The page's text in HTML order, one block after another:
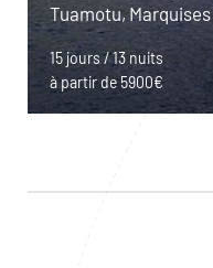
Tuamotu,
15 jours / 13 nuits
à partir de 5900€